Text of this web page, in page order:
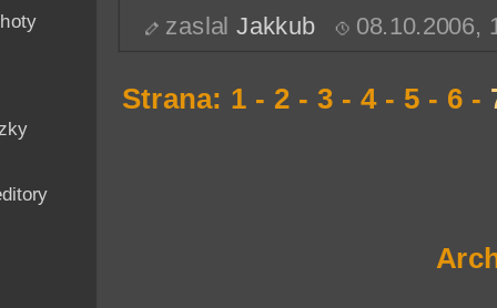
zaslalJakkub
Strana: 1 - 2 - 3 - 4- 5 - 6 -